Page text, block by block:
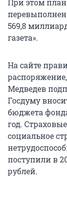
При этом план
569,8
газета».
На сайте
Медведев
Госдуму
бюджета
год.
социальное
поступили в
рублей.